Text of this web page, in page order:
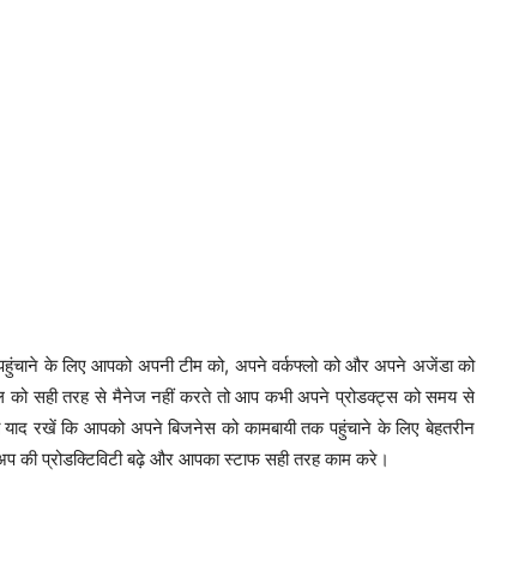
के लिए आपको अपनी टीम को, अपने वर्कफ्लो को और अपने अजेंडा को
सही तरह से मैनेज नहीं करते तो आप कभी अपने प्रोडक्ट्स को समय से
रखें कि आपको अपने बिजनेस को कामबायी तक पहुंचाने के लिए बेहतरीन
की प्रोडक्टिविटी बढ़े और आपका स्टाफ सही तरह काम करे।